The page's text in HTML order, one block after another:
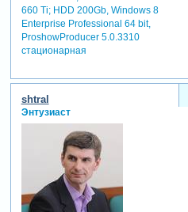
660 Ti; HDD 200Gb, Windows 8
Enterprise Professional 64 bit,
ProshowProducer 5.0.3310
стационарная
shtral
Энтузиаст